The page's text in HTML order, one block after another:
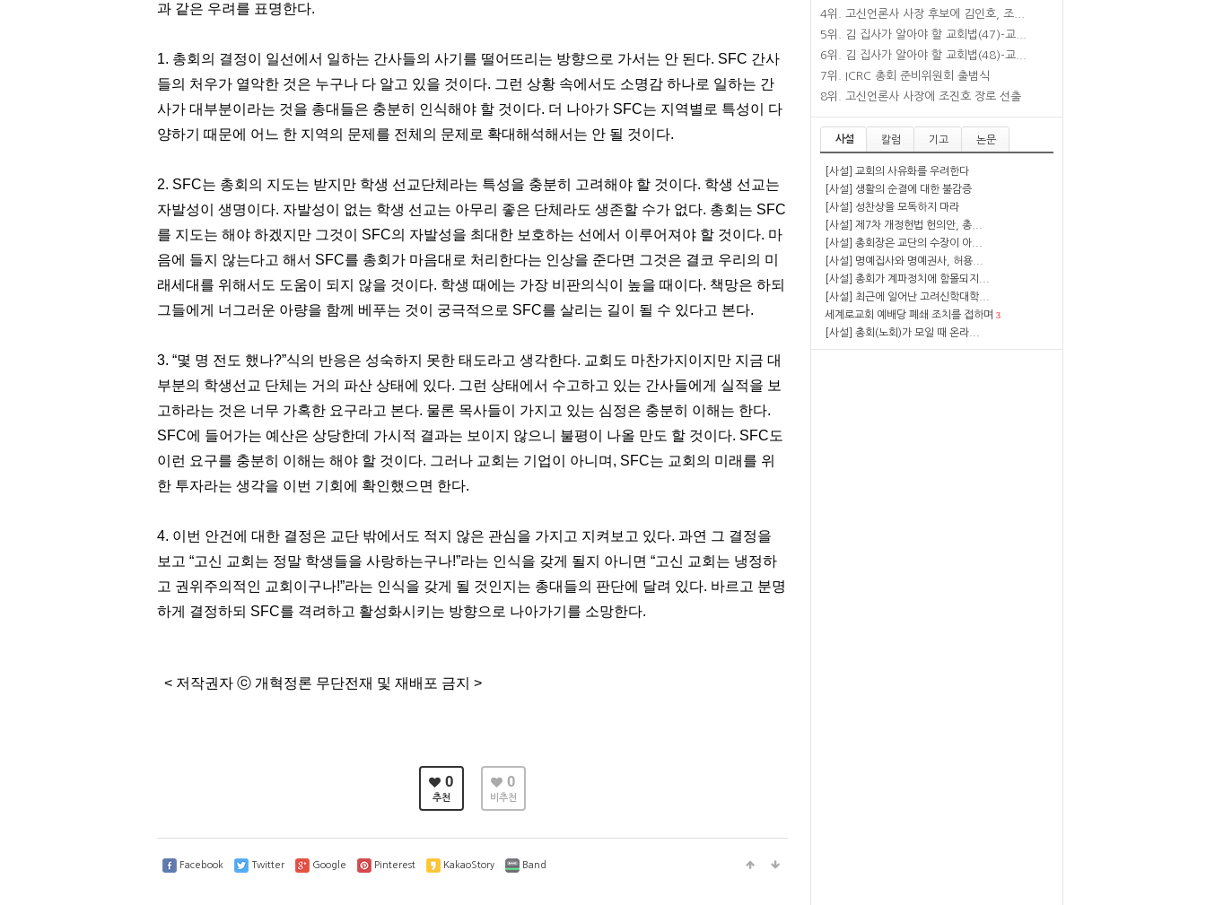
과 같은 우려를 표명한다.
1. 총회의 결정이 일선에서 일하는 간사들의 사기를 떨어뜨리는 방향으로 가서는 안 된다. SFC 간사
들의 처우가 열악한 것은 누구나 다 알고 있을 것이다. 그런 상황 속에서도 소명감 하나로 일하는 간
사가 대부분이라는 것을 총대들은 충분히 인식해야 할 것이다. 더 나아가 SFC는 지역별로 특성이 다
양하기 때문에 어느 한 지역의 문제를 전체의 문제로 확대해석해서는 안 될 것이다.
2. SFC는 총회의 지도는 받지만 학생 선교단체라는 특성을 충분히 고려해야 할 것이다. 학생 선교는
자발성이 생명이다. 자발성이 없는 학생 선교는 아무리 좋은 단체라도 생존할 수가 없다. 총회는 SFC
를 지도는 해야 하겠지만 그것이 SFC의 자발성을 최대한 보호하는 선에서 이루어져야 할 것이다. 마
음에 들지 않는다고 해서 SFC를 총회가 마음대로 처리한다는 인상을 준다면 그것은 결코 우리의 미
래세대를 위해서도 도움이 되지 않을 것이다. 학생 때에는 가장 비판의식이 높을 때이다. 책망은 하되
그들에게 너그러운 아량을 함께 베푸는 것이 궁극적으로 SFC를 살리는 길이 될 수 있다고 본다.
3. “몇 명 전도 했나?”식의 반응은 성숙하지 못한 태도라고 생각한다. 교회도 마찬가지이지만 지금 대
부분의 학생선교 단체는 거의 파산 상태에 있다. 그런 상태에서 수고하고 있는 간사들에게 실적을 보
고하라는 것은 너무 가혹한 요구라고 본다. 물론 목사들이 가지고 있는 심정은 충분히 이해는 한다.
SFC에 들어가는 예산은 상당한데 가시적 결과는 보이지 않으니 불평이 나올 만도 할 것이다. SFC도
이런 요구를 충분히 이해는 해야 할 것이다. 그러나 교회는 기업이 아니며 , SFC는 교회의 미래를 위
한 투자라는 생각을 이번 기회에 확인했으면 한다.
4. 이번 안건에 대한 결정은 교단 밖에서도 적지 않은 관심을 가지고 지켜보고 있다. 과연 그 결정을
보고 “고신 교회는 정말 학생들을 사랑하는구나!”라는 인식을 갖게 될지 아니면 “고신 교회는 냉정하
고 권위주의적인 교회이구나!”라는 인식을 갖게 될 것인지는 총대들의 판단에 달려 있다. 바르고 분명
하게 결정하되 SFC를 격려하고 활성화시키는 방향으로 나아가기를 소망한다.
< 저작권자 ⓒ 개혁정론 무단전재 및 재배포 금지 >
0
추천
0
비추천
Facebook Twitter Google Pinterest KakaoStory Band
4위.
고신언론사 사장 후보에 김인호, 조...
5위.
김 집사가 알아야 할 교회법(47)-교...
6위.
김 집사가 알아야 할 교회법(48)-교...
7위.
ICRC 총회 준비위원회 출범식
8위.
고신언론사 사장에 조진호 장로 선출
사설 칼럼 기고 논문
[사설] 교회의 사유화를 우려한다
[사설] 생활의 순결에 대한 불감증
[사설] 성찬상을 모독하지 마라
[사설] 제7차 개정헌법 헌의안, 총...
[사설] 총회장은 교단의 수장이 아...
[사설] 명예집사와 명예권사, 허용...
[사설] 총회가 계파정치에 함몰되지...
[사설] 최근에 일어난 고려신학대학...
세계로교회 예배당 폐쇄 조치를 접하며 3
[사설] 총회(노회)가 모일 때 온라...